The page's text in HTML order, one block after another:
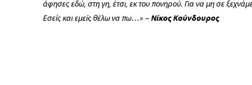
άφησες εδώ, στη γη, έτσι, εκ του πονηρού. Για να μη σε
Εσείς και εμείς θέλω να πω…» –Νίκος Κούνδουρος